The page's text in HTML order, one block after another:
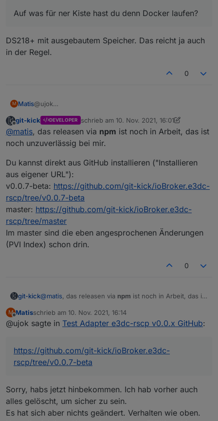
upload [9] e3dc-rscp.admin /opt/iobroker/
upload [6] e3dc-rscp.admin /opt/iobroker/
upload [5] e3dc-rscp.admin /opt/iobroker/
upload [4] e3dc-rscp.admin /opt/iobroker/
upload [3] e3dc-rscp.admin /opt/iobroker/
upload [2] e3dc-rscp.admin /opt/iobroker/
upload [1] e3dc-rscp.admin /opt/iobroker/
upload [0] e3dc-rscp.admin /opt/iobroker/
Process exited with code 0
Auf was für ner Kiste hast du denn Docker laufen?
DS218+ mit ausgebautem Speicher. Das reicht ja auch
in der Regel.
0
M Matis@ujok
gar nicht bei mir an.
$ iobroker url ioBroker.e3dc-rscp --host
install ioBroker.e3dc-rscp
NPM version: 6.14.15
npm install ioBroker.e3dc-rscp --loglevel
npm ERR! code E404
npm ERR! 404 Not Found - GET https://
npm ERR! 404 npm ERR! 404 'ioBroker.e3dc-
npm ERR! A complete log of this run can be
upload [12] e3dc-rscp.admin /opt/iobroker/
upload [10] e3dc-rscp.admin /opt/iobroker/
upload [8] e3dc-rscp.admin /opt/iobroker/
upload [7] e3dc-rscp.admin /opt/iobroker/
Offline
git-kick DEVELOPER schrieb am 10. Nov. 2021, 16:01
zuletzt editiert von git-kick11. Okt. 2021, 17:02
@matis, das releasen via npm ist noch in Arbeit, das ist
noch unzuverlässig bei mir.
Du kannst direkt aus GitHub installieren ("Installieren
aus eigener URL"):
v0.0.7-beta: https://github.com/git-kick/ioBroker.e3dc-
rscp/tree/v0.0.7-beta
master: https://github.com/git-kick/ioBroker.e3dc-
rscp/tree/master
Im master sind die eben angesprochenen Änderungen
(PVI Index) schon drin.
0
git-kick@matis , das releasen via npm ist noch in Arbeit, das ist
Du kannst direkt aus GitHub installieren ("Installieren
aus eigener URL"):
master:https://github.com/git-kick/ioBroker.e3dc-
rscp/tree/master
M
Offline
Matisschrieb am 10. Nov. 2021, 16:14
zuletzt editiert von
@ujok sagte in Test Adapter e3dc-rscp v0.0.x GitHub:
https://github.com/git-kick/ioBroker.e3dc-
rscp/tree/v0.0.7-beta
Sorry, habs jetzt hinbekommen. Ich hab vorher auch
alles gelöscht, um sicher zu sein.
Es hat sich aber nichts geändert. Verhalten wie oben.